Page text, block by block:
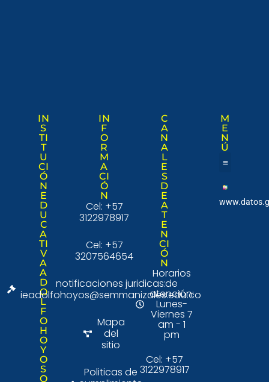
IN
S
TI
T
U
CI
Ó
N
E
D
U
C
A
TI
V
A
A
D
O
L
F
O
H
O
Y
O
S
O
IN
F
O
R
M
A
CI
Ó
N
Cel: +57
3122978917
Cel: +57
3207564654
notificaciones juridicas:
ieadolfohoyos@semmanizales.edu.co
Mapa
del
sitio
Politicas de
C
A
N
A
L
E
S
D
E
A
T
E
N
CI
Ó
N
Horarios
de
atención:
Lunes-
Viernes 7
am - 1
pm
Cel: +57
3122978917
M
E
N
Ú